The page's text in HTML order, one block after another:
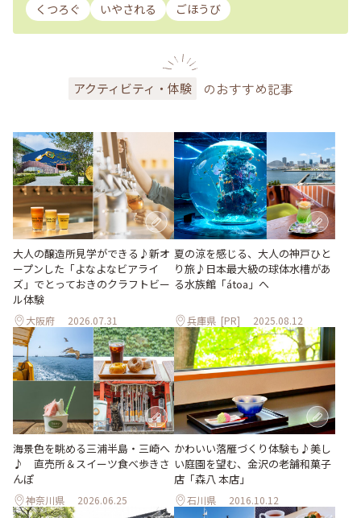
くつろぐ
いやされる ごほうび
アクティビティ・体験 のおすすめ記事
大人の醸造所見学ができる♪新オ
ープンした「よなよなビアライ
ズ」でとっておきのクラフトビー
ル体験
大阪府 2026.07.31
夏の涼を感じる、大人の神戸ひと
り旅♪日本最大級の球体水槽があ
る水族館「átoa」へ
兵庫県 [PR] 2025.08.12
海景色を眺める三浦半島・三崎へ
♪ 直売所＆スイーツ食べ歩きさ
んぽ
神奈川県 2026.06.25
かわいい落雁づくり体験も♪美し
い庭園を望む、金沢の老舗和菓子
店「森八 本店」
石川県 2016.10.12